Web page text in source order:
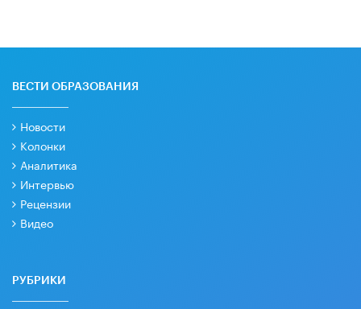
ВЕСТИ ОБРАЗОВАНИЯ
Новости
Колонки
Аналитика
Интервью
Рецензии
Видео
РУБРИКИ